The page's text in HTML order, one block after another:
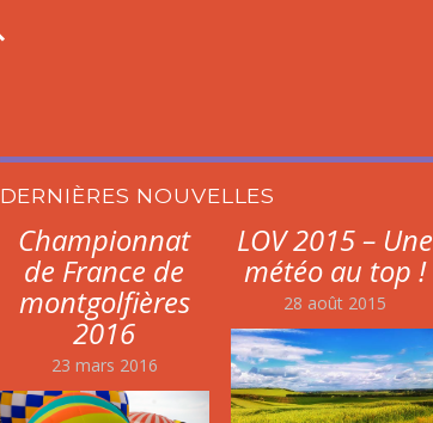
DERNIÈRES NOUVELLES
Championnat
de France de
montgolfières
2016
23 mars 2016
LOV 2015 – Une
météo au top !
28 août 2015